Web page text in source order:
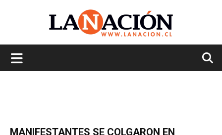
MANIFESTANTES SE COLGARON EN